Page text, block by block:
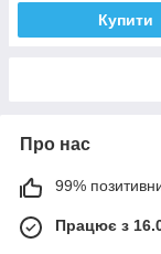
Купити
Про нас
99%
Працює з